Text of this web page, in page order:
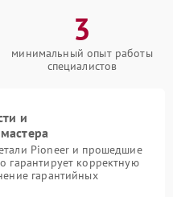
3
минимальный опыт работы
специалистов
и
Pioneer и прошедшие
гарантирует корректную
гарантийных